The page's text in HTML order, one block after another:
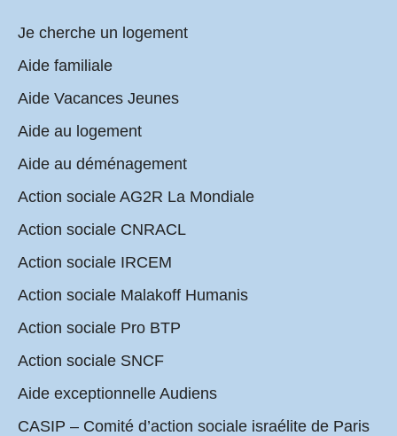
Je cherche un logement
Aide familiale
Aide Vacances Jeunes
Aide au logement
Aide au déménagement
Action sociale AG2R La Mondiale
Action sociale CNRACL
Action sociale IRCEM
Action sociale Malakoff Humanis
Action sociale Pro BTP
Action sociale SNCF
Aide exceptionnelle Audiens
CASIP – Comité d’action sociale israélite de Paris